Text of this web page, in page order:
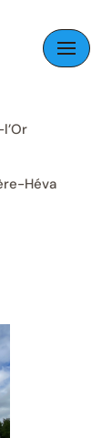
Héva